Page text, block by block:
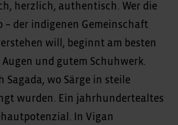
herzlich, authentisch. Wer die
– der indigenen Gemeinschaft
will, beginnt am besten
und gutem Schuhwerk.
Sagada, wo Särge in steile
wurden. Ein jahrhundertealtes
In Vigan